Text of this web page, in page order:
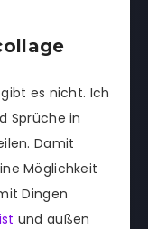
es nicht. Ich
Sprüche in
Damit
Möglichkeit
Dingen
und außen